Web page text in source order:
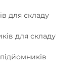
для складу
для складу